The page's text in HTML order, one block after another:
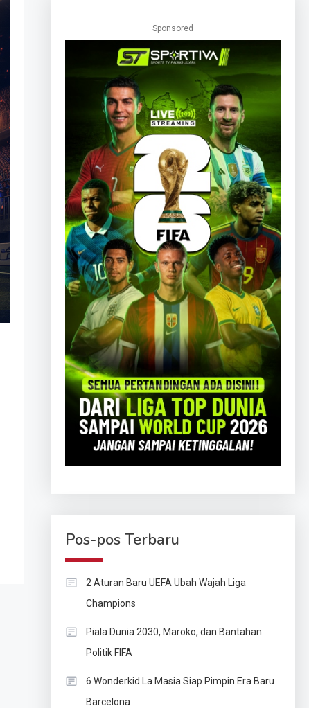
Sponsored
Pos-pos Terbaru
2 Aturan Baru UEFA Ubah Wajah Liga
Champions
Piala Dunia 2030, Maroko, dan Bantahan
Politik FIFA
6 Wonderkid La Masia Siap Pimpin Era Baru
Barcelona